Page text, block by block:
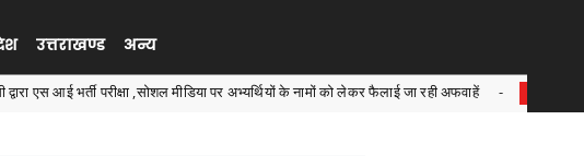
उत्तराखण्ड अन्य
,सोशल मीडिया पर अभ्यर्थियों के नामों को लेकर फैलाई जा रही अफवाहें Chhattisgarh